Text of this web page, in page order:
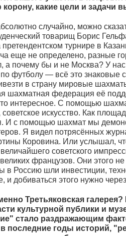
какие цели и задачи
случайно, можно
товарищ Борис
турнире в
еще не определено, разные
а почему бы и не Москва? У
футболу — всё это знаковые
в страну мировые
шахматная федерация её
интересное. С помощью
искусство. Как
И с помощью шахмат мы
Я видел потрясённых
Коровина. Или услышал,
советского
французов. Они этого
в Россию шли инвестиции,
и добиваться этого нужно
Третьяковская галерея?
культурной публики и
стало раздражающим
последние годы историй,